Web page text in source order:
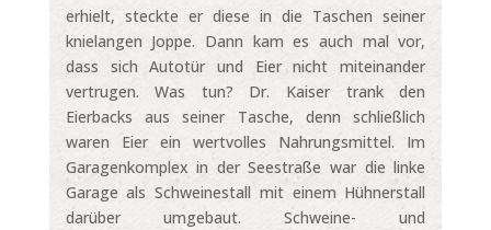
erhielt, steckte er diese in die Taschen seiner
knielangen Joppe. Dann kam es auch mal vor,
dass sich Autotür und Eier nicht miteinander
vertrugen. Was tun? Dr. Kaiser trank den
Eierbacks aus seiner Tasche, denn schließlich
waren Eier ein wertvolles Nahrungsmittel. Im
Garagenkomplex in der Seestraße war die linke
Garage als Schweinestall mit einem Hühnerstall
darüber umgebaut. Schweine- und